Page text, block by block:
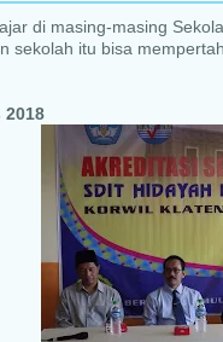
di masing-masing
sekolah itu bisa
2018